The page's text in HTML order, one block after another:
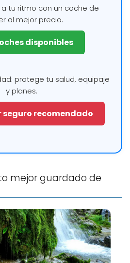
a tu ritmo con un coche de
al mejor precio.
disponibles
protege tu salud, equipaje
y planes.
recomendado
mejor guardado de